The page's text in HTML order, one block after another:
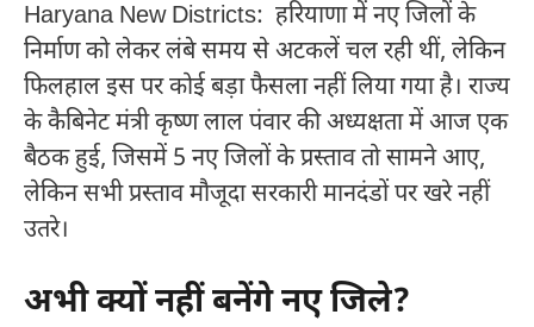
Haryana New Districts: हरियाणा में नए जिलों के
निर्माण को लेकर लंबे समय से अटकलें चल रही थीं, लेकिन
फिलहाल इस पर कोई बड़ा फैसला नहीं लिया गया है। राज्य
के कैबिनेट मंत्री कृष्ण लाल पंवार की अध्यक्षता में आज एक
बैठक हुई, जिसमें 5 नए जिलों के प्रस्ताव तो सामने आए,
लेकिन सभी प्रस्ताव मौजूदा सरकारी मानदंडों पर खरे नहीं
उतरे।
अभी क्यों नहीं बनेंगे नए जिले?